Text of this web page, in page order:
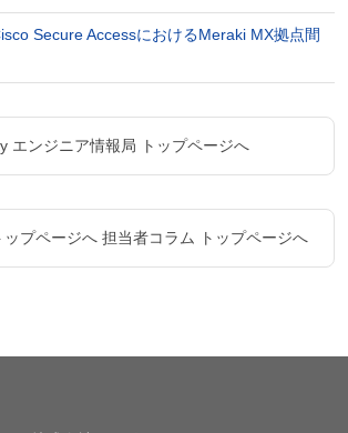
Secure AccessにおけるMeraki MX拠点間
エンジニア情報局 トップページへ
プページへ 担当者コラム トップページへ